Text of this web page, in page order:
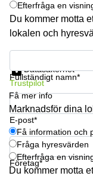
Efterfråga en
Du kommer motta
lokalen och
Fullständigt namn*
E-post*
Företag*
Datasäkerhet
Trustpilot
Få mer info
Marknadsför dina
Få information och
Fråga hyresvärden
Efterfråga en
Du kommer motta